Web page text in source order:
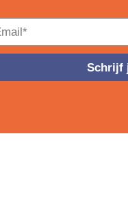
Schrijf